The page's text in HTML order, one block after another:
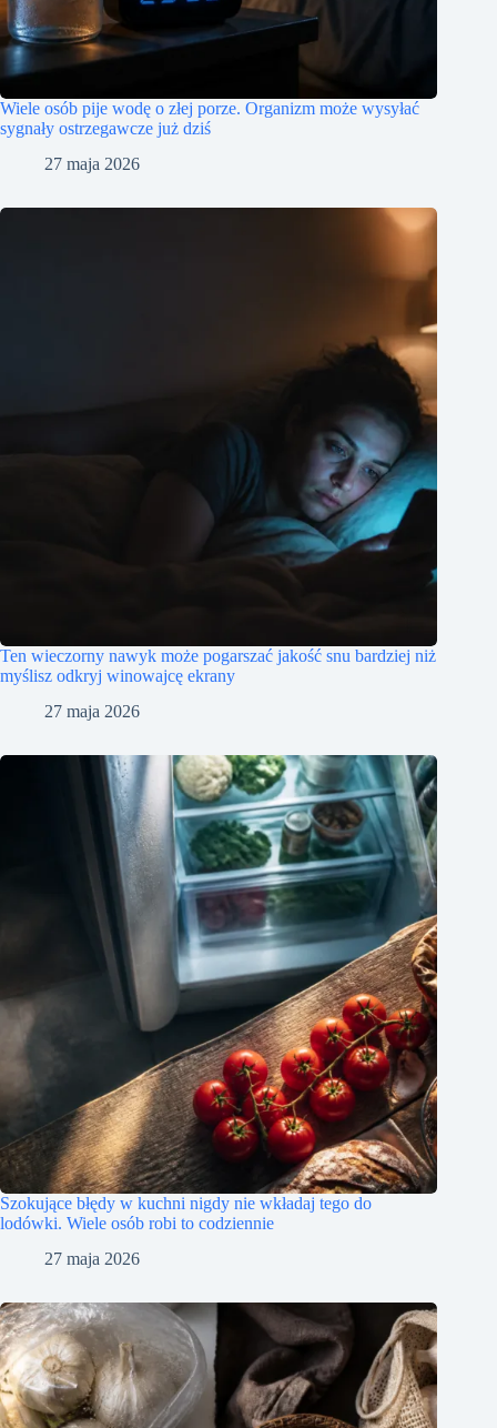
Wiele osób pije wodę o złej porze. Organizm może wysyłać
sygnały ostrzegawcze już dziś
27 maja 2026
Ten wieczorny nawyk może pogarszać jakość snu bardziej niż
myślisz odkryj winowajcę ekrany
27 maja 2026
Szokujące błędy w kuchni nigdy nie wkładaj tego do
lodówki. Wiele osób robi to codziennie
27 maja 2026